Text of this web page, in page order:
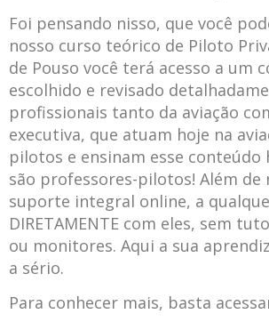
Foi pensando nisso, que você
nosso curso teórico de Piloto
de Pouso você terá acesso a um
escolhido e revisado
profissionais tanto da aviação
executiva, que atuam hoje na
pilotos e ensinam esse conteúdo
são professores-pilotos! Além de
suporte integral online, a
DIRETAMENTE com eles, sem
ou monitores. Aqui a sua
a sério.
Para conhecer mais, basta